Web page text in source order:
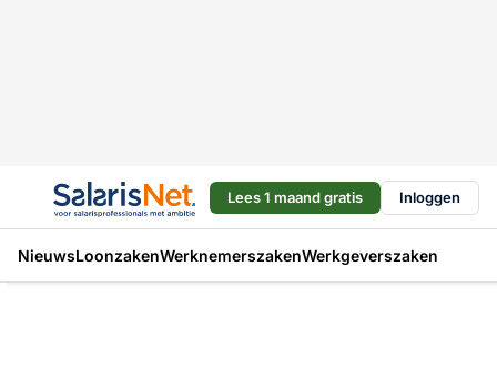
Lees 1 maand gratis Inloggen
NieuwsLoonzakenWerknemerszakenWerkgeverszaken